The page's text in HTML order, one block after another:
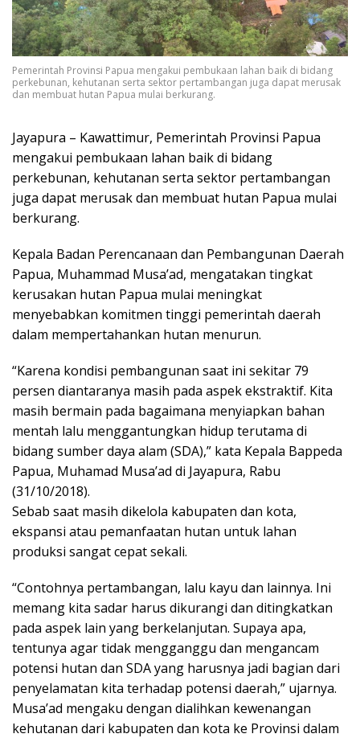
Pemerintah Provinsi Papua mengakui pembukaan lahan baik di bidang
perkebunan, kehutanan serta sektor pertambangan juga dapat merusak
dan membuat hutan Papua mulai berkurang.
Jayapura – Kawattimur, Pemerintah Provinsi Papua
mengakui pembukaan lahan baik di bidang
perkebunan, kehutanan serta sektor pertambangan
juga dapat merusak dan membuat hutan Papua mulai
berkurang.
Kepala Badan Perencanaan dan Pembangunan Daerah
Papua, Muhammad Musa’ad, mengatakan tingkat
kerusakan hutan Papua mulai meningkat
menyebabkan komitmen tinggi pemerintah daerah
dalam mempertahankan hutan menurun.
“Karena kondisi pembangunan saat ini sekitar 79
persen diantaranya masih pada aspek ekstraktif. Kita
masih bermain pada bagaimana menyiapkan bahan
mentah lalu menggantungkan hidup terutama di
bidang sumber daya alam (SDA),” kata Kepala Bappeda
Papua, Muhamad Musa’ad di Jayapura, Rabu
(31/10/2018).
Sebab saat masih dikelola kabupaten dan kota,
ekspansi atau pemanfaatan hutan untuk lahan
produksi sangat cepat sekali.
“Contohnya pertambangan, lalu kayu dan lainnya. Ini
memang kita sadar harus dikurangi dan ditingkatkan
pada aspek lain yang berkelanjutan. Supaya apa,
tentunya agar tidak mengganggu dan mengancam
potensi hutan dan SDA yang harusnya jadi bagian dari
penyelamatan kita terhadap potensi daerah,” ujarnya.
Musa’ad mengaku dengan dialihkan kewenangan
kehutanan dari kabupaten dan kota ke Provinsi dalam